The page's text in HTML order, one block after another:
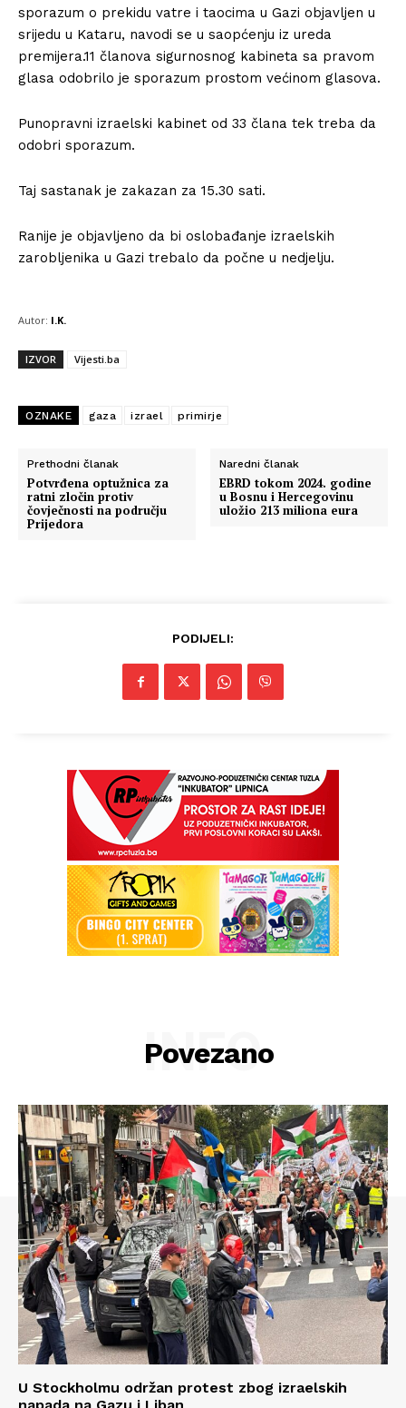
sporazum o prekidu vatre i taocima u Gazi objavljen u
srijedu u Kataru, navodi se u saopćenju iz ureda
premijera.11 članova sigurnosnog kabineta sa pravom
glasa odobrilo je sporazum prostom većinom glasova.
Punopravni izraelski kabinet od 33 člana tek treba da
odobri sporazum.
Taj sastanak je zakazan za 15.30 sati.
Ranije je objavljeno da bi oslobađanje izraelskih
zarobljenika u Gazi trebalo da počne u nedjelju.
Autor: I.K.
IZVOR Vijesti.ba
OZNAKE gaza izrael primirje
Prethodni članak
Potvrđena optužnica za
ratni zločin protiv
čovječnosti na području
Prijedora
Naredni članak
EBRD tokom 2024. godine
u Bosnu i Hercegovinu
uložio 213 miliona eura
PODIJELI:
Povezano
INFO
U Stockholmu održan protest zbog izraelskih
napada na Gazu i Liban